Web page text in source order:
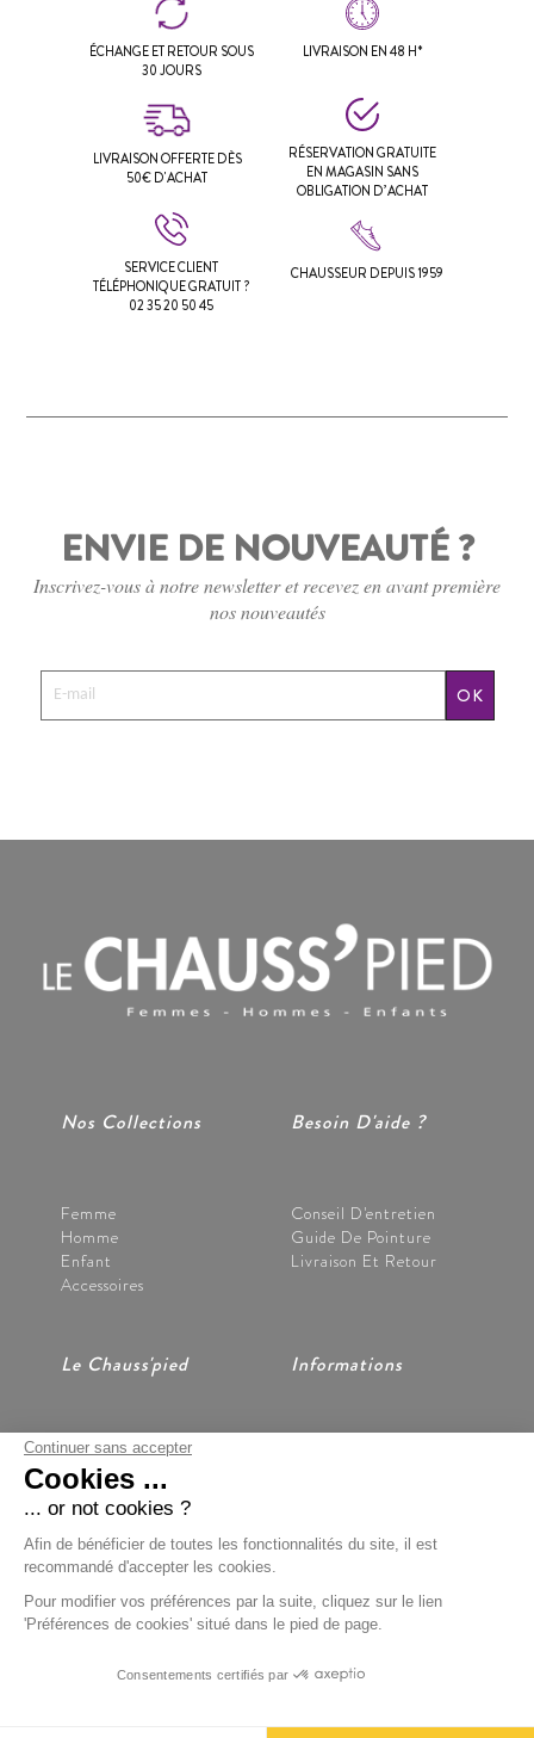
ÉCHANGE ET RETOUR SOUS
30 JOURS
LIVRAISON EN 48 H*
LIVRAISON OFFERTE DÈS
50€ D'ACHAT
RÉSERVATION GRATUITE
EN MAGASIN SANS
OBLIGATION D’ACHAT
SERVICE CLIENT
TÉLÉPHONIQUE GRATUIT ?
02 35 20 50 45
CHAUSSEUR DEPUIS 1959
ENVIE DE NOUVEAUTÉ ?
Inscrivez-vous à notre newsletter et recevez en avant première
nos nouveautés
OK
Nos Collections
Femme
Homme
Enfant
Accessoires
Besoin D'aide ?
Conseil D'entretien
Guide De Pointure
Livraison Et Retour
Le Chauss'pied
Nos Magasins
Notre Histoire
Nous Contacter
Informations
Continuer sans accepter
Cookies ...
... or not cookies ?
Afin de bénéficier de toutes les fonctionnalités du site, il est
recommandé d'accepter les cookies.
Pour modifier vos préférences par la suite, cliquez sur le lien
'Préférences de cookies' situé dans le pied de page.
Consentements certifiés par